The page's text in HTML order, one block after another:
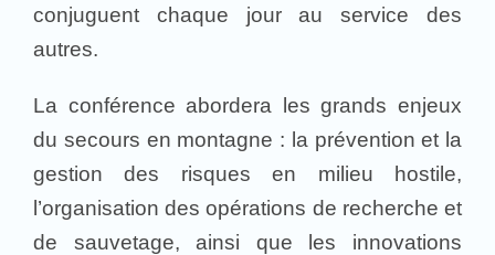
conjuguent chaque jour au service des
autres.
La conférence abordera les grands enjeux
du secours en montagne : la prévention et la
gestion des risques en milieu hostile,
l’organisation des opérations de recherche et
de sauvetage, ainsi que les innovations